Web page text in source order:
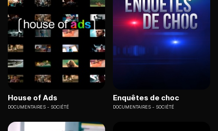
House of Ads
DOCUMENTAIRES SOCIÉTÉ
Enquêtes de choc
DOCUMENTAIRES SOCIÉTÉ